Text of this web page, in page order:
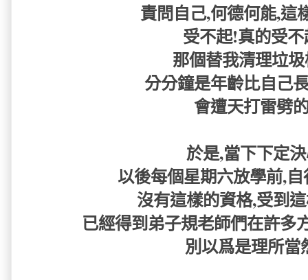
責問自己,何德何能,這
受不起!真的受
那個替我清理垃
分分鐘是年齡比自己
會遭天打雷劈
於是,當下下定
以後每個星期六放學前,
沒有這樣的資格,受到
已經得到弟子規老師們在許多
別以爲是理所當